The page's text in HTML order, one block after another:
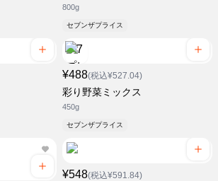
800g
セブンザプライス
¥488(税込¥527.04)
彩り野菜ミックス
450g
セブンザプライス
¥548(税込¥591.84)